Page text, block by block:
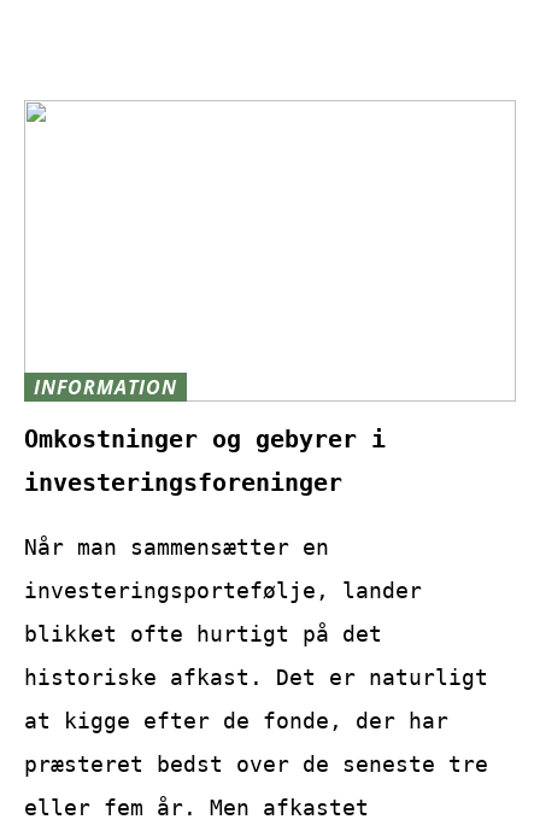
INFORMATION
Omkostninger og gebyrer i
investeringsforeninger
Når man sammensætter en
investeringsportefølje, lander
blikket ofte hurtigt på det
historiske afkast. Det er naturligt
at kigge efter de fonde, der har
præsteret bedst over de seneste tre
eller fem år. Men afkastet